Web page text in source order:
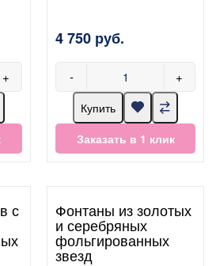
+
4 750 руб.
- +
Купить
Заказать в 1 клик
с Фонтаны из золотых
и серебряных
фольгированных
звезд